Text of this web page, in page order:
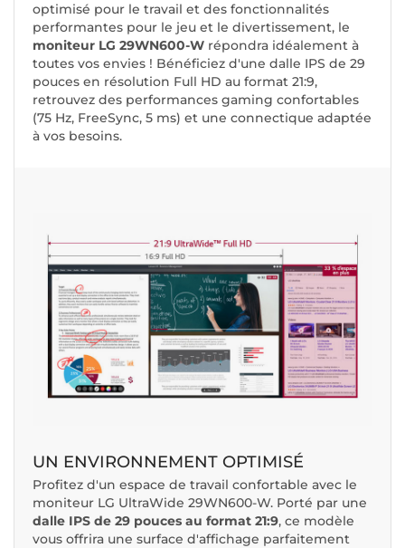
optimisé pour le travail et des fonctionnalités
performantes pour le jeu et le divertissement, le
moniteur LG 29WN600-W répondra idéalement à
toutes vos envies ! Bénéficiez d'une dalle IPS de 29
pouces en résolution Full HD au format 21:9,
retrouvez des performances gaming confortables
(75 Hz, FreeSync, 5 ms) et une connectique adaptée
à vos besoins.
UN ENVIRONNEMENT OPTIMISÉ
Profitez d'un espace de travail confortable avec le
moniteur LG UltraWide 29WN600-W. Porté par une
dalle IPS de 29 pouces au format 21:9, ce modèle
vous offrira une surface d'affichage parfaitement